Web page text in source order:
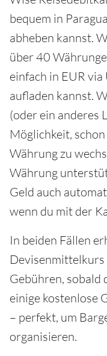
bequem in
abheben kannst.
über 40
einfach in EUR
aufladen kannst.
(oder ein anderes
Möglichkeit,
Währung zu
Währung
Geld auch
wenn du mit der
In beiden Fällen
Gebühren, sobald
einige kostenlose
– perfekt, um
organisieren.